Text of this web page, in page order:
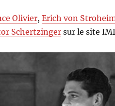
Olivier,Erich von
Schertzinger sur le site